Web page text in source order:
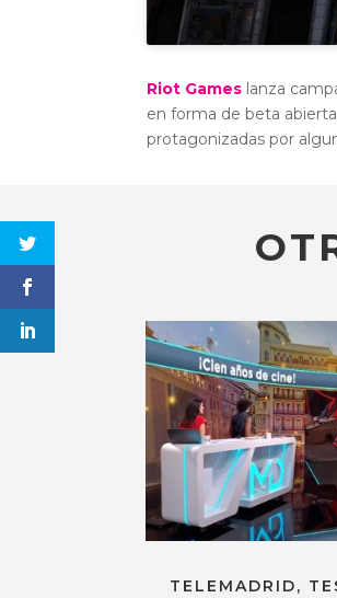
Riot Games lanza
en forma de beta
protagonizadas por
TELEMADRID,